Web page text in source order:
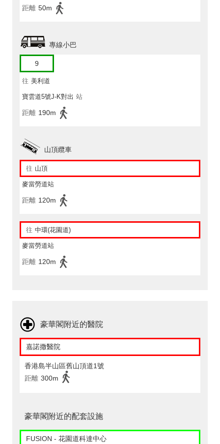
距離 50m
專線小巴
9
往 美利道
寶雲道5號J-K對出 站
距離 190m
山頂纜車
往 山頂
麥當勞道站
距離 120m
往 中環(花園道)
麥當勞道站
距離 120m
豪華閣附近的醫院
嘉諾撒醫院
香港島半山區舊山頂道1號
距離 300m
豪華閣附近的配套設施
FUSION - 花園道科達中心